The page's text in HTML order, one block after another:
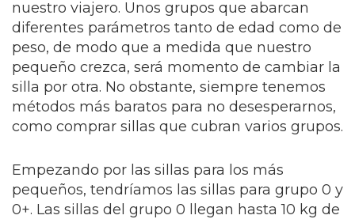
nuestro viajero. Unos grupos que abarcan
diferentes parámetros tanto de edad como de
peso, de modo que a medida que nuestro
pequeño crezca, será momento de cambiar la
silla por otra. No obstante, siempre tenemos
métodos más baratos para no desesperarnos,
como comprar sillas que cubran varios grupos.
Empezando por las sillas para los más
pequeños, tendríamos las sillas para grupo 0 y
0+. Las sillas del grupo 0 llegan hasta 10 kg de